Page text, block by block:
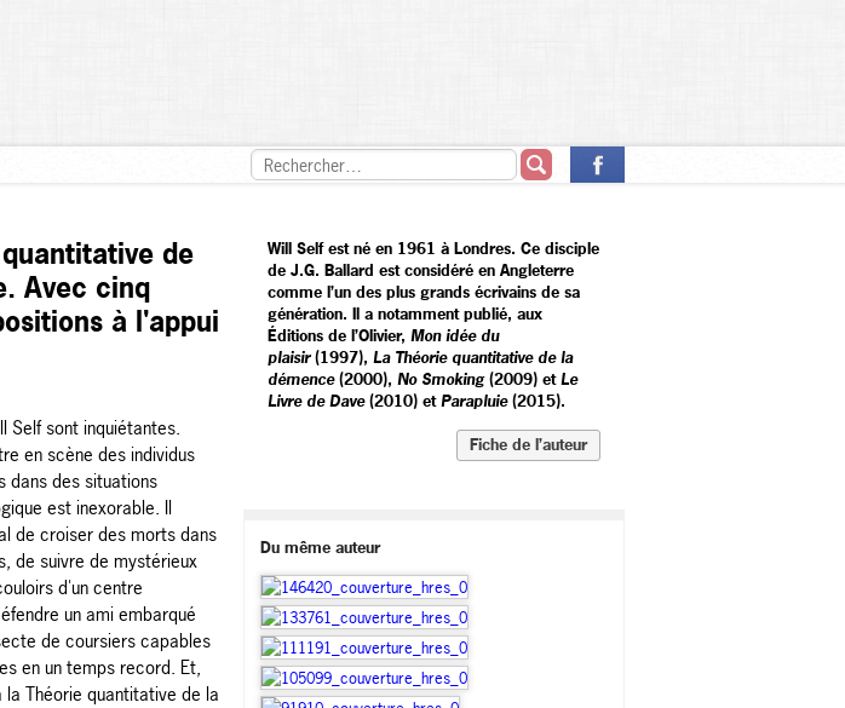
de
Avec cinq
à l'appui
Self sont inquiétantes.
en scène des individus
dans des situations
est inexorable. Il
de croiser des morts dans
de suivre de mystérieux
d'un centre
un ami embarqué
de coursiers capables
en un temps record. Et,
Théorie quantitative de la
Will Self est né en 1961 à Londres. Ce disciple
de J.G. Ballard est considéré en Angleterre
comme l’un des plus grands écrivains de sa
génération. Il a notamment publié, aux
Éditions de l’Olivier, Mon idée du
plaisir(1997), La Théorie quantitative de la
démence(2000), No Smoking(2009) etLe
Livre de Dave(2010) etParapluie(2015).
Fiche de l’auteur
Du même auteur